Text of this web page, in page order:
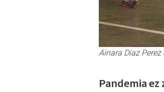
Ainara Diaz Perez
Pandemia